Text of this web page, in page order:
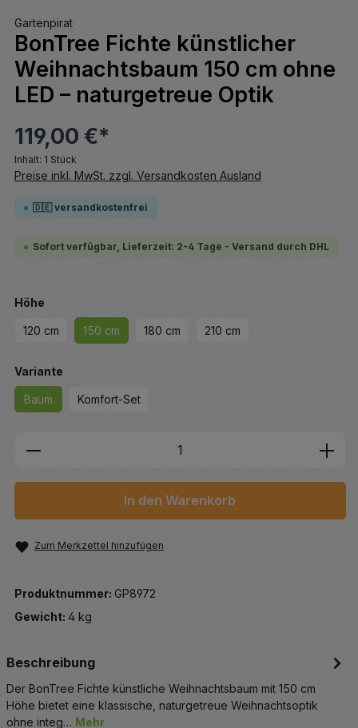
Gartenpirat
BonTree Fichte künstlicher
Weihnachtsbaum 150 cm ohne
LED – naturgetreue Optik
119,00 €*
Inhalt: 1 Stück
Preise inkl. MwSt. zzgl. Versandkosten Ausland
🇩🇪 versandkostenfrei
Sofort verfügbar, Lieferzeit: 2-4 Tage - Versand durch DHL
Höheauswählen
120 cm 150 cm 180 cm 210 cm
Varianteauswählen
Baum Komfort-Set
Produkt Anzahl: Gib den
In den Warenkorb
Zum Merkzettel hinzufügen
Produktnummer: GP8972
Gewicht: 4 kg
Beschreibung
Der BonTree Fichte künstliche Weihnachtsbaum mit 150 cm
Höhe bietet eine klassische, naturgetreue Weihnachtsoptik
ohne integ… Mehr